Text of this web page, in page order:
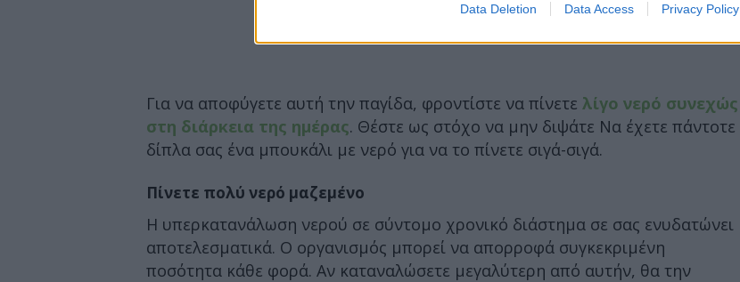
Data Deletion Data Access Privacy Policy
Για να αποφύγετε αυτή την παγίδα, φροντίστε να πίνετε λίγο νερό συνεχώς
στη διάρκεια της ημέρας. Θέστε ως στόχο να μην διψάτε Να έχετε πάντοτε
δίπλα σας ένα μπουκάλι με νερό για να το πίνετε σιγά-σιγά.
Πίνετε πολύ νερό μαζεμένο
Η υπερκατανάλωση νερού σε σύντομο χρονικό διάστημα σε σας ενυδατώνει
αποτελεσματικά. Ο οργανισμός μπορεί να απορροφά συγκεκριμένη
ποσότητα κάθε φορά. Αν καταναλώσετε μεγαλύτερη από αυτήν, θα την